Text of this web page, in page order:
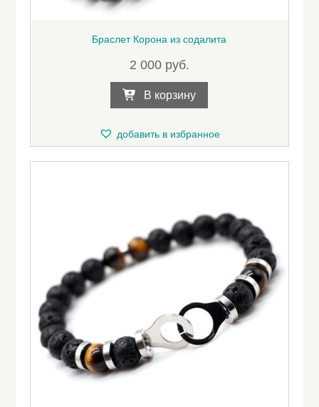
Браслет Корона из содалита
2 000 руб.
В корзину
добавить в избранное